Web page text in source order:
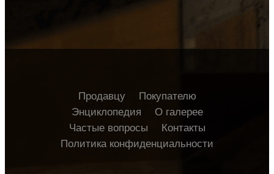
Продавцу
Покупателю
Энциклопедия
О галерее
Частые вопросы
Контакты
Политика конфиденциальности